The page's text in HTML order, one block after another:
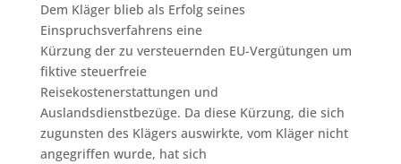
Dem Kläger blieb als Erfolg seines
Einspruchsverfahrens eine
Kürzung der zu versteuernden EU-Vergütungen um
fiktive steuerfreie
Reisekostenerstattungen und
Auslandsdienstbezüge. Da diese Kürzung, die sich
zugunsten des Klägers auswirkte, vom Kläger nicht
angegriffen wurde, hat sich